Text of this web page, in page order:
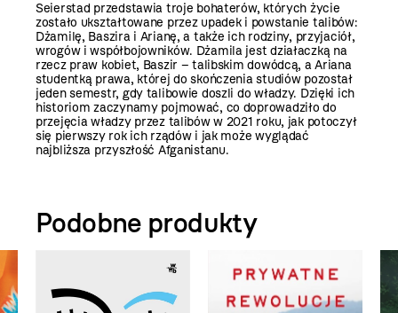
Seierstad przedstawia troje bohaterów, których życie
zostało ukształtowane przez upadek i powstanie talibów:
Dżamilę, Baszira i Arianę, a także ich rodziny, przyjaciół,
wrogów i współbojowników. Dżamila jest działaczką na
rzecz praw kobiet, Baszir – talibskim dowódcą, a Ariana
studentką prawa, której do skończenia studiów pozostał
jeden semestr, gdy talibowie doszli do władzy. Dzięki ich
historiom zaczynamy pojmować, co doprowadziło do
przejęcia władzy przez talibów w 2021 roku, jak potoczył
się pierwszy rok ich rządów i jak może wyglądać
najbliższa przyszłość Afganistanu.
Podobne produkty